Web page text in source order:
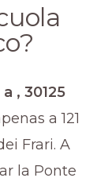
, 30125
a 121
Frari. A
la Ponte